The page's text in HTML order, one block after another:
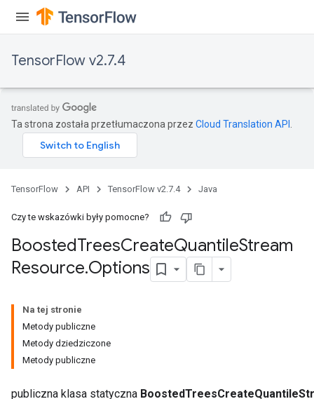
TensorFlow v2.7.4
Ta strona została przetłumaczona przez Cloud Translation API
TensorFlow API TensorFlow v2.7.4 Java
Czy te wskazówki były pomocne?
BoostedTreesCreateQuantileStream
Resource.Options
Na tej stronie
Metody publiczne
Metody dziedziczone
Metody publiczne
publiczna klasa statyczna